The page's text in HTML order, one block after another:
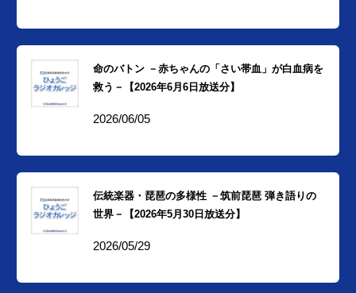
命のバトン －赤ちゃんの「さい帯血」が白血病を
救う－【2026年6月6日放送分】
2026/06/05
伝統楽器・琵琶の多様性 －筑前琵琶 弾き語りの
世界－【2026年5月30日放送分】
2026/05/29